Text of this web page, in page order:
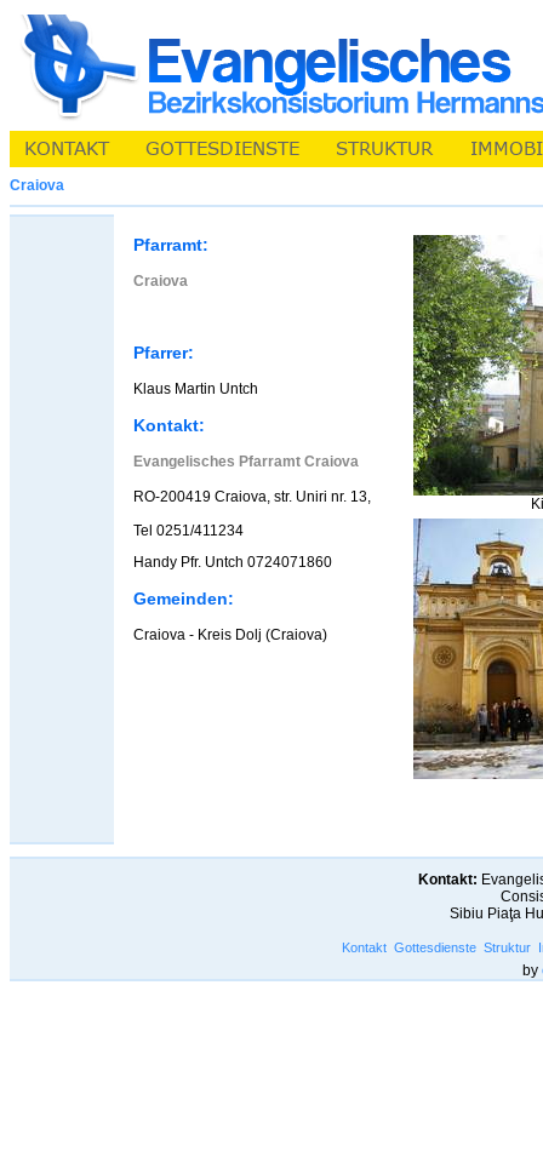
Craiova
Pfarramt:
Craiova
Pfarrer:
Klaus Martin Untch
Kontakt:
Evangelisches Pfarramt Craiova
RO-200419 Craiova, str. Uniri nr. 13,
Tel 0251/411234
Handy Pfr. Untch 0724071860
Gemeinden:
Craiova - Kreis Dolj (Craiova)
Kontakt:
Sibiu Piaţa
Kontakt Gottesdienste Struktur
by